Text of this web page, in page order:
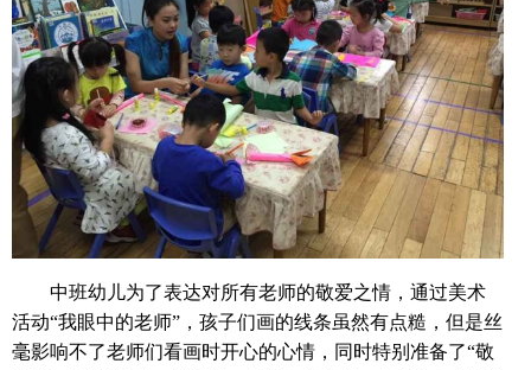
中班幼儿为了表达对所有老师的敬爱之情，通过美术
活动“我眼中的老师”，孩子们画的线条虽然有点糙，但是丝
毫影响不了老师们看画时开心的心情，同时特别准备了“敬